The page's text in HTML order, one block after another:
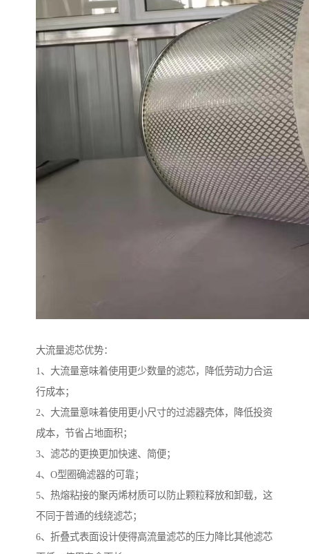
大流量滤芯优势：
1、大流量意味着使用更少数量的滤芯，降低劳动力合运
行成本；
2、大流量意味着使用更小尺寸的过滤器壳体，降低投资
成本，节省占地面积；
3、滤芯的更换更加快速、简便；
4、O型圈确滤器的可靠；
5、热熔粘接的聚丙烯材质可以防止颗粒释放和卸载，这
不同于普通的线绕滤芯；
6、折叠式表面设计使得高流量滤芯的压力降比其他滤芯